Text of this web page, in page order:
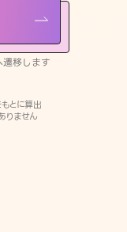
移します
とに算出
りません